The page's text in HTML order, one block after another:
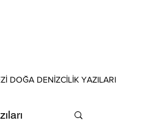
DOĞA DENİZCİLİK YAZILARI